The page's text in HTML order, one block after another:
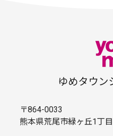
ゆめタウン
〒864-0033
熊本県荒尾市緑ヶ丘1丁